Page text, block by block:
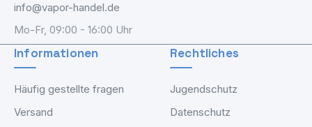
info@vapor-handel.de
Mo-Fr, 09:00 - 16:00 Uhr
Informationen
Häufig gestellte fragen
Versand
Rechtliches
Jugendschutz
Datenschutz